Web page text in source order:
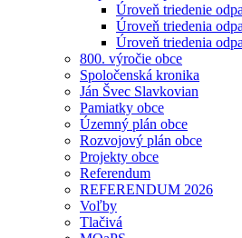
Úroveň triedenie
Úroveň triedenia
Úroveň triedenia
800. výročie obce
Spoločenská kronika
Ján Švec Slavkovian
Pamiatky obce
Územný plán obce
Rozvojový plán obce
Projekty obce
Referendum
REFERENDUM 2026
Voľby
Tlačivá